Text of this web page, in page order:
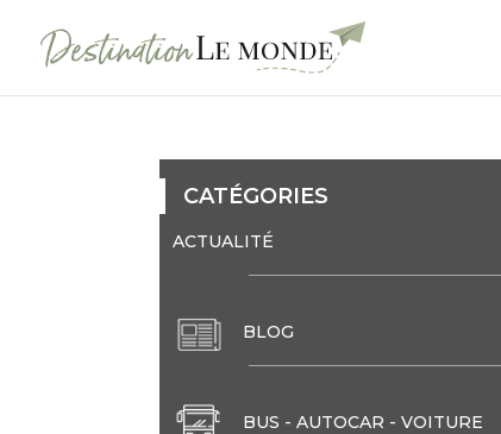
CATÉGORIES
ACTUALITÉ
BLOG
BUS - AUTOCAR - VOITURE